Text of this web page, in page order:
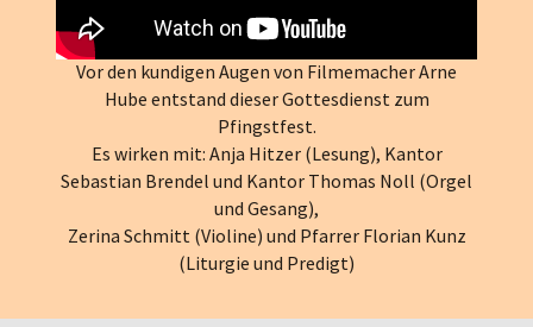
Vor den kundigen Augen von Filmemacher Arne
Hube entstand dieser Gottesdienst zum
Pfingstfest.
Es wirken mit: Anja Hitzer (Lesung), Kantor
Sebastian Brendel und Kantor Thomas Noll (Orgel
und Gesang),
Zerina Schmitt (Violine) und Pfarrer Florian Kunz
(Liturgie und Predigt)